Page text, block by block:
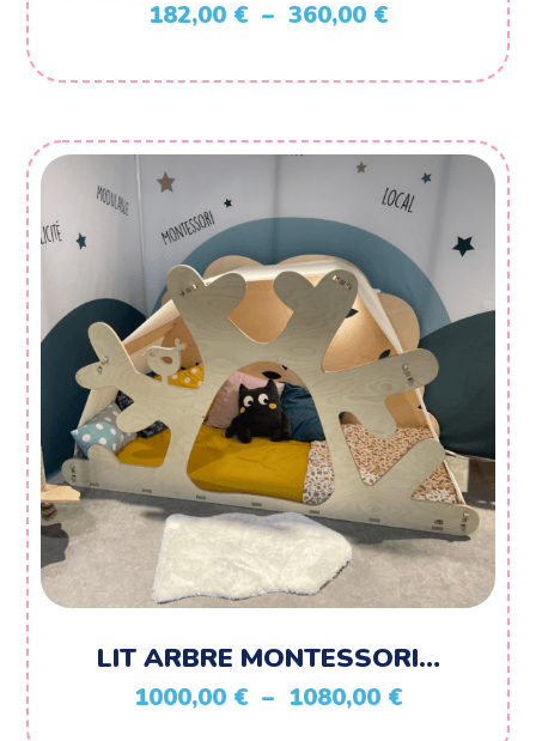
182,00 € – 360,00 €Plage
prix :
à
360,00 €
LIT ARBRE MONTESSORI…
1000,00 € – 1080,00 €Plage